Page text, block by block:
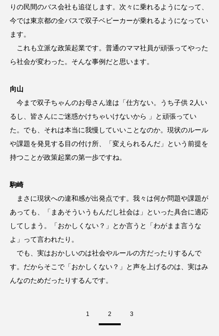
りの民間のバス会社も追従します。次々に乗れるようになって、
今では東京都の全バスで双子ベビーカーが乗れるようになってい
ます。
これも立派な政策起業です。普通のママ社員が頑張ってやった
ら社会が変わった。そんな事例だと思います。
向山
今まで双子ちゃんのお母さん達は「仕方ない。うち子供 2人い
るし、皆さんにご迷惑かけちゃいけないから 」と頑張ってい
た。でも、それは本当に我慢していいことなのか。現状のルール
や課題を発見する目の付け所、「変えられるんだ」という前提を
持つことが政策起業の第一歩ですね。
駒崎
まさに現状への違和感が出発点です。我々は何か問題や課題が
あっても、「まあそういうもんだし社会は」といった具合に適応
してしまう。「おかしくない？」とか言うと「わがまま言うな
よ」って言われたり。
でも、実はおかしいのは社会やルールの方だったりするんで
す。だからそこで「おかしくない？」と声を上げるのは、実はみ
んなのためだったりするんです。
1 2 3